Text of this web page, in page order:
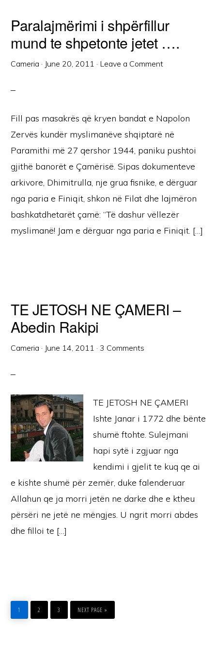
Paralajmërimi i shpërfillur
mund te shpetonte jetet ….
Cameria · June 20, 2011 · Leave a Comment
Fill pas masakrës që kryen bandat e Napolon
Zervës kundër myslimanëve shqiptarë në
Paramithi më 27 qershor 1944, paniku pushtoi
gjithë banorët e Çamërisë. Sipas dokumenteve
arkivore, Dhimitrulla, nje grua fisnike, e dërguar
nga paria e Finiqit, shkon në Filat dhe lajmëron
bashkatdhetarët çamë: “Të dashur vëllezër
myslimanë! Jam e dërguar nga paria e Finiqit. […]
TE JETOSH NE ÇAMERI –
Abedin Rakipi
Cameria · June 14, 2011 · 3 Comments
TE JETOSH NE ÇAMERI
Ishte Janar i 1772 dhe bënte
shumë ftohte. Sulejmani
hapi sytë i zgjuar nga
kendimi i gjelit te kuq qe ai
e kishte shumë për zemër, duke falenderuar
Allahun qe ja morri jetën ne darke dhe e ktheu
përsëri ne jetë ne mëngjes. U ngrit morri abdes
dhe filloi te […]
PAGE
1
PAGE
2
PAGE
3
GO
TO
NEXT PAGE »